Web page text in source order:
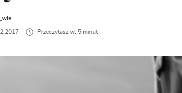
Przeczytasz w: 5 minut